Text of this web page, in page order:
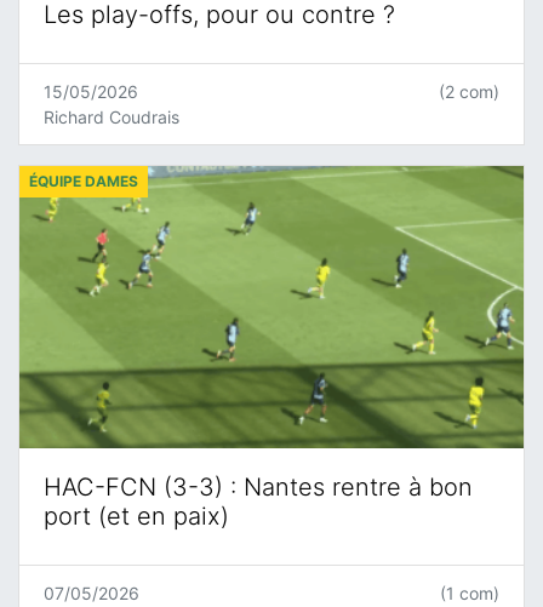
Les play-offs, pour ou contre ?
15/05/2026
Richard Coudrais
(2 com)
HAC-FCN (3-3) : Nantes rentre à bon
port (et en paix)
ÉQUIPE DAMES
07/05/2026
(1 com)